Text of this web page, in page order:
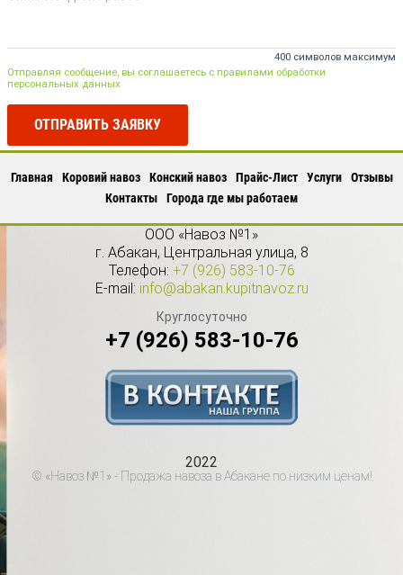
400 символов максимум
Отправляя сообщение, вы соглашаетесь с правилами обработки
персональных данных
ОТПРАВИТЬ ЗАЯВКУ
Главная Коровий навоз Конский навоз Прайс-Лист Услуги
Отзывы
Контакты
Города где мы работаем
ООО «Навоз №1»
г. Абакан, Центральная улица, 8
Телефон: +7 (926) 583-10-76
E-mail: info@abakan.kupitnavoz.ru
Круглосуточно
+7 (926) 583-10-76
2022
© «Навоз №1» - Продажа навоза в Абакане по низким ценам!